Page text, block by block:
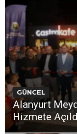
GÜNCEL
Alanyurt
Hizmete